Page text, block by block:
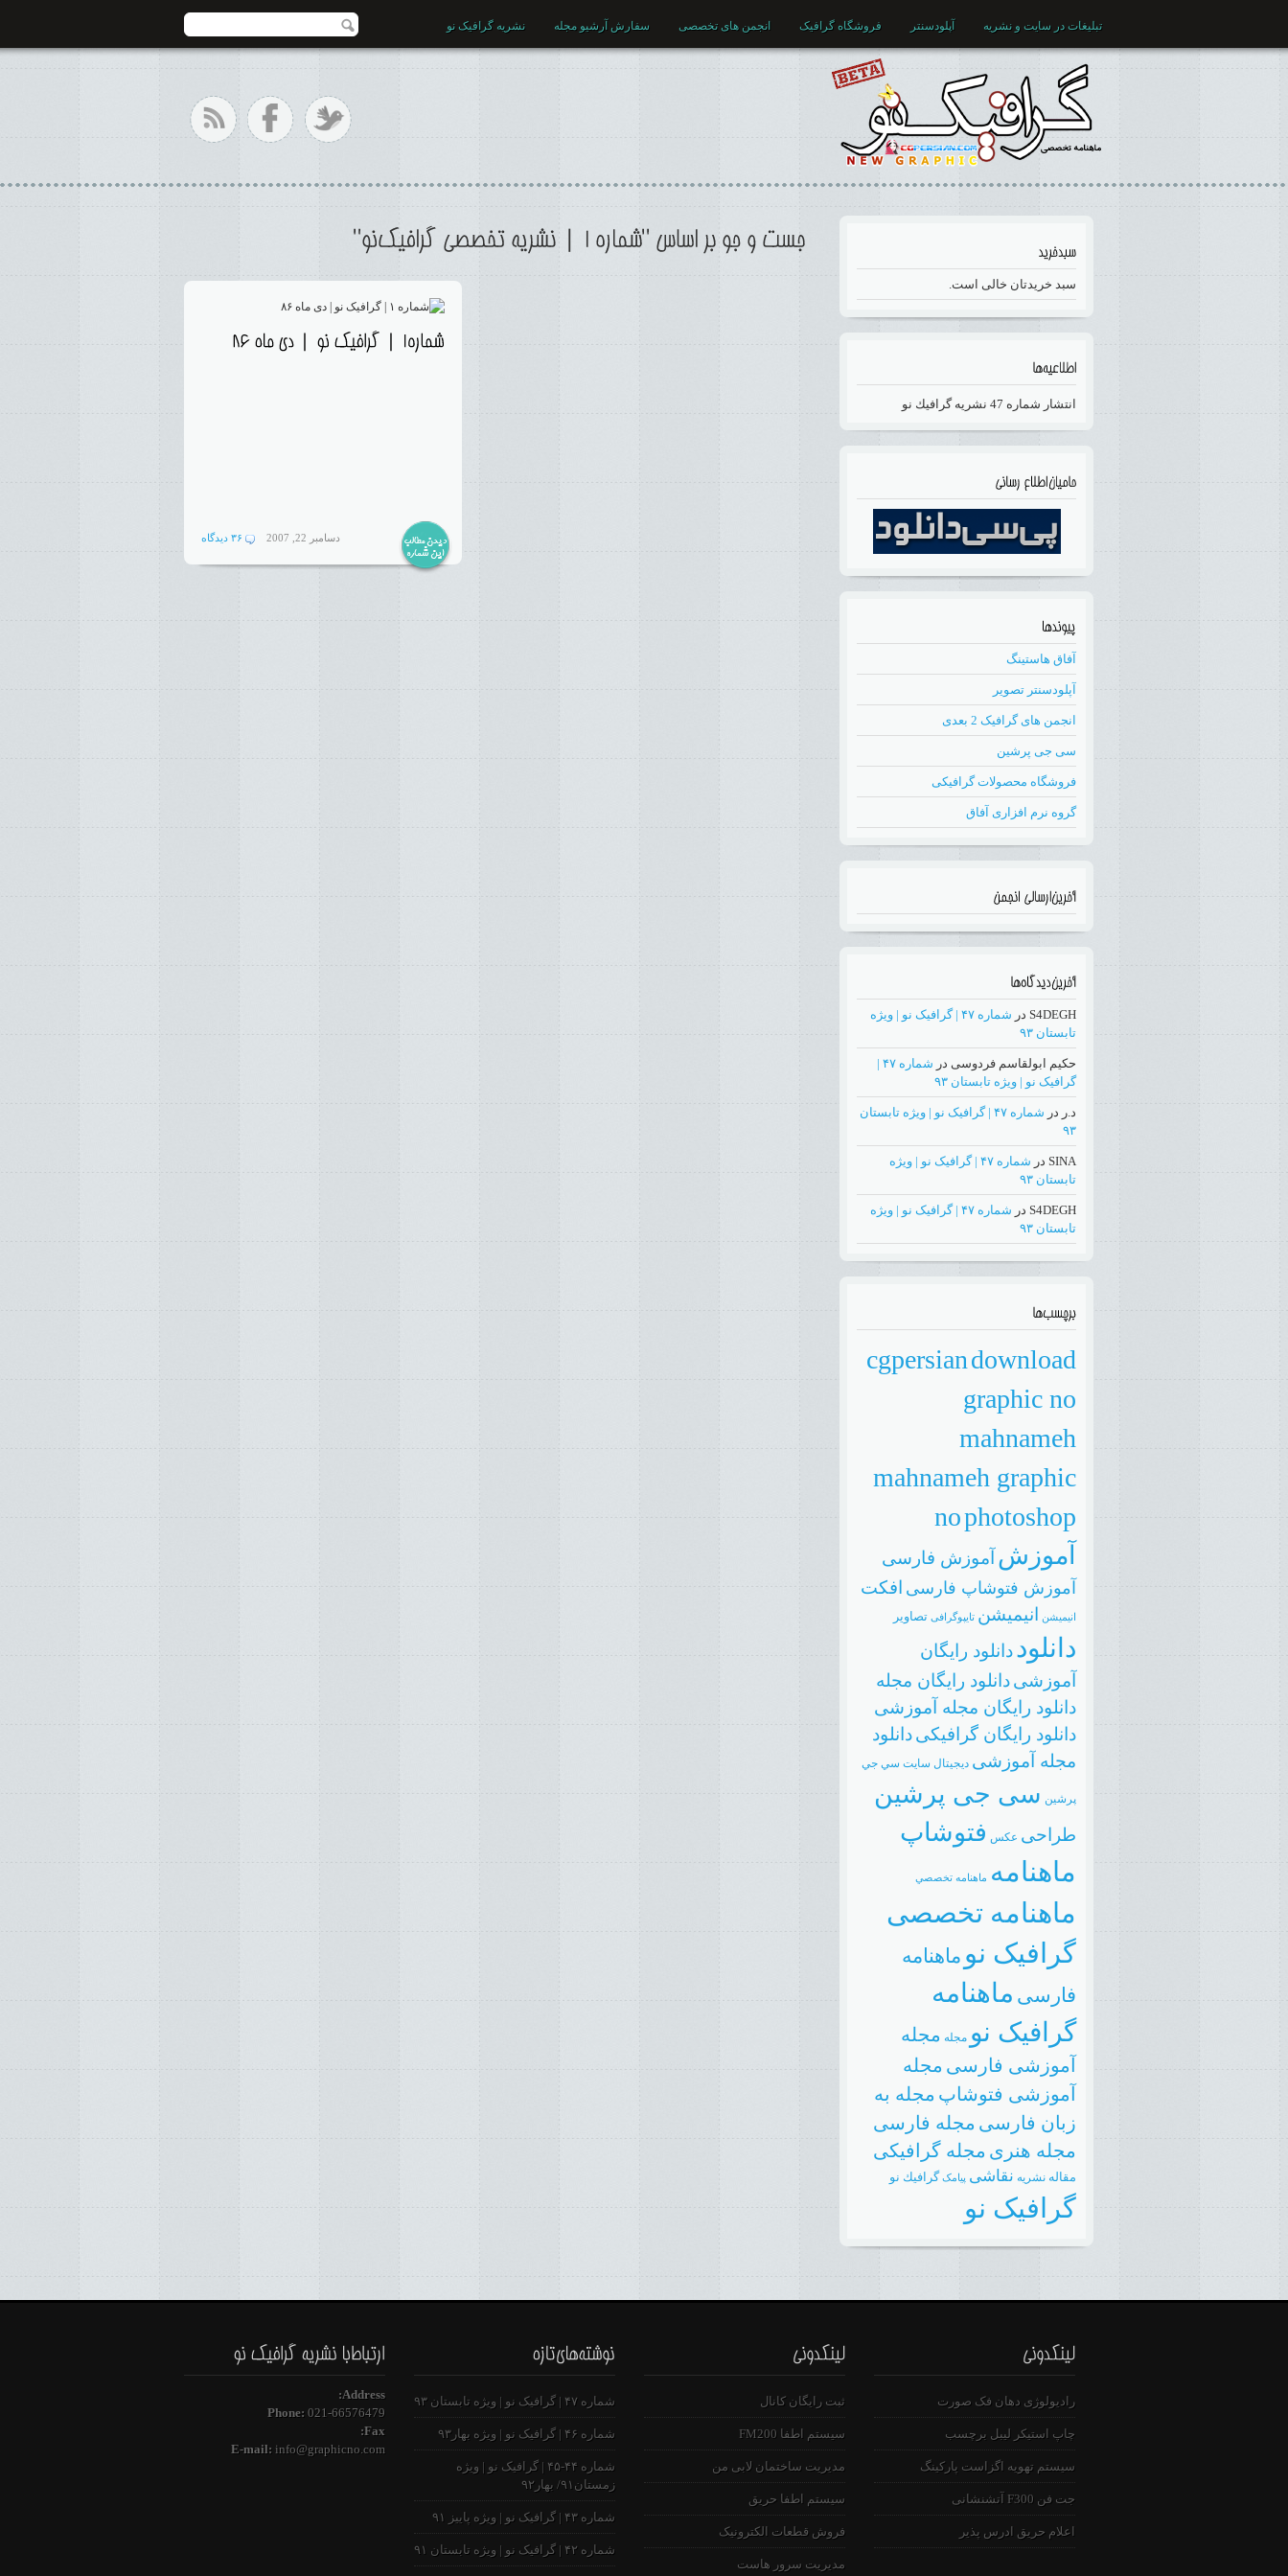
نشریه گرافیک نو سفارش آرشیو مجله انجمن های تخصصی فروشگاه گرافیک آپلودسنتر تبلیغات در سایت و نشریه
دسامبر 22, 2007 ۳۶ دیدگاه
سبد خریدتان خالی است.
انتشار شماره 47 نشريه گرافيك نو
آفاق هاستینگ
آپلودسنتر تصویر
انجمن های گرافیک 2 بعدی
سی جی پرشین
فروشگاه محصولات گرافیکی
گروه نرم افزاری آفاق
S4DEGH در
شماره ۴۷ | گرافیک نو | ویژه
تابستان ۹۳
حکیم ابولقاسم فردوسی در
شماره ۴۷ |
گرافیک نو | ویژه تابستان ۹۳
د.ر در
شماره ۴۷ | گرافیک نو | ویژه تابستان
۹۳
SINA در
شماره ۴۷ | گرافیک نو | ویژه
تابستان ۹۳
S4DEGH در
شماره ۴۷ | گرافیک نو | ویژه
تابستان ۹۳
cgpersiandownload
graphic no
mahnameh
mahnameh graphic
nophotoshop
آموزش آموزش فارسی
آموزش فتوشاپ فارسی افکت
انيميشن انیمیشن تایپوگرافی تصاویر
دانلوددانلود رایگان
آموزشیدانلود رایگان مجله
دانلود رایگان مجله آموزشی
دانلود رایگان گرافیکیدانلود
مجله آموزشی دیجیتال سایت سي جي
پرشين سی جی پرشین
طراحی عکس فتوشاپ
ماهنامه ماهنامه تخصصي
ماهنامه تخصصی
گرافیک نو ماهنامه
فارسی ماهنامه
گرافیک نو مجله مجله
آموزشی فارسی مجله
آموزشی فتوشاپ مجله به
زبان فارسی مجله فارسی
مجله هنری مجله گرافیکی
مقاله نشريه نقاشی پیامک گرافيك نو
گرافیک نو
Address:
Phone: 021-66576479
Fax:
E-mail: info@graphicno.com
شماره ۴۷ | گرافیک نو | ویژه تابستان ۹۳
شماره ۴۶ | گرافیک نو | ویژه بهار۹۳
شماره ۴۴-۴۵ | گرافیک نو | ویژه
زمستان۹۱/ بهار۹۲
شماره ۴۳ | گرافیک نو | ویژه پاییز ۹۱
شماره ۴۲ | گرافیک نو | ویژه تابستان ۹۱
ثبت رایگان کانال
سیستم اطفا FM200
مدیریت ساختمان لابی من
سیستم اطفا حریق
فروش قطعات الکترونیک
مدیریت سرور هاست
رادیولوژی دهان فک صورت
چاپ استیکر لیبل برچسب
سیستم تهویه اگزاست پارکینگ
جت فن F300 آتشنشانی
اعلام حریق ادرس پذیر